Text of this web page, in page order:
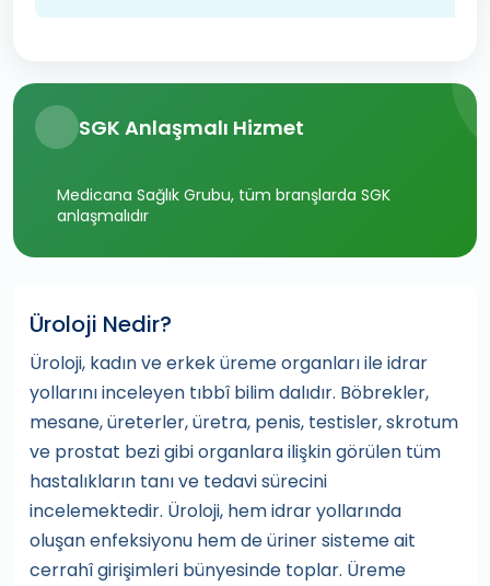
SGK Anlaşmalı Hizmet
Medicana Sağlık Grubu, tüm branşlarda SGK
anlaşmalıdır
Üroloji Nedir?
Üroloji, kadın ve erkek üreme organları ile idrar
yollarını inceleyen tıbbî bilim dalıdır. Böbrekler,
mesane, üreterler, üretra, penis, testisler, skrotum
ve prostat bezi gibi organlara ilişkin görülen tüm
hastalıkların tanı ve tedavi sürecini
incelemektedir. Üroloji, hem idrar yollarında
oluşan enfeksiyonu hem de üriner sisteme ait
cerrahî girişimleri bünyesinde toplar. Üreme